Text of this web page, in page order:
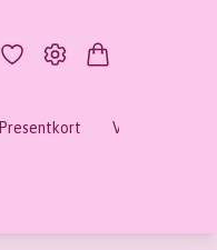
Presentkort Verktyg